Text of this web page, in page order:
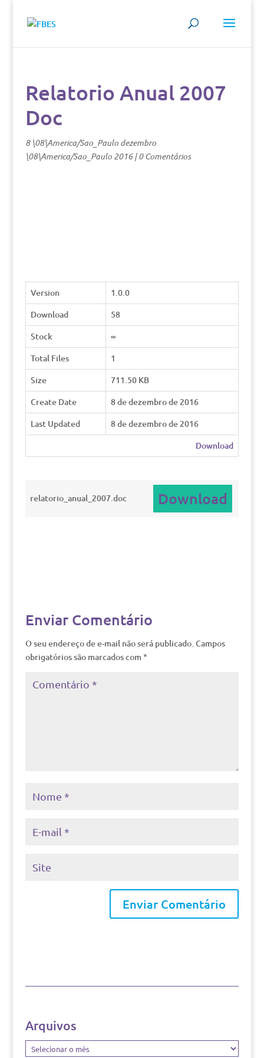
Relatorio Anual 2007
Doc
8 \08\America/Sao_Paulo dezembro
\08\America/Sao_Paulo 2016|0 Comentários
Version
1.0.0
Download
58
Stock
∞
Total Files
1
Size
711.50 KB
Create Date
8 de dezembro de 2016
Last Updated
8 de dezembro de 2016
Download
relatorio_anual_2007.doc Download
Enviar Comentário
O seu endereço de e-mail não será publicado. Campos
obrigatórios são marcados com *
Arquivos
Arquivos